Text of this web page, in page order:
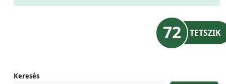
72 TETSZIK
Keresés